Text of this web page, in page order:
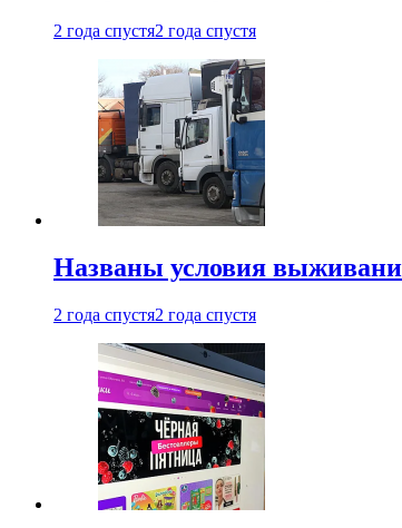
2 года спустя2 года спустя
Названы условия
2 года спустя2 года спустя